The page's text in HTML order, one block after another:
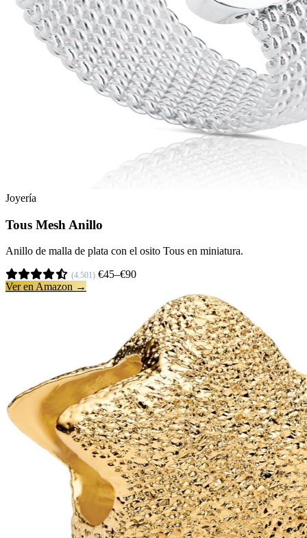
Joyería
Tous Mesh Anillo
Anillo de malla de plata con el osito Tous en miniatura.
(4.501) €45–€90
Ver en Amazon →